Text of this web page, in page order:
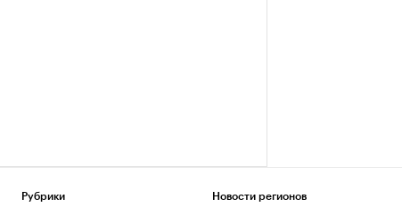
Рубрики Новости регионов